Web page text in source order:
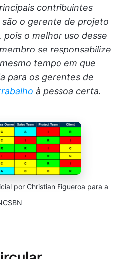
contribuintes
são o gerente de projeto
o melhor uso desse
se responsabilize
tempo em que
para os gerentes de
à pessoa certa.
por Christian Figueroa para a